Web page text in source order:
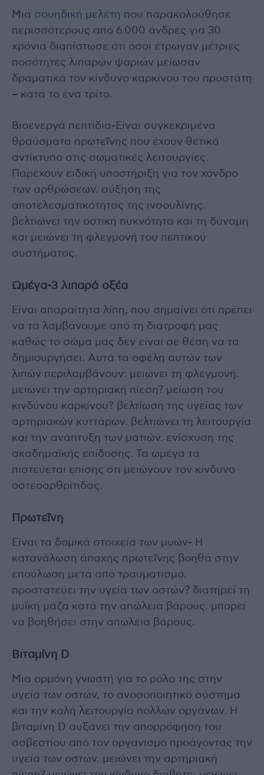
Μια σουηδική μελέτη που παρακολούθησε
περισσότερους από 6.000 άνδρες για 30
χρόνια διαπίστωσε ότι όσοι έτρωγαν μέτριες
ποσότητες λιπαρών ψαριών μείωσαν
δραματικά τον κίνδυνο καρκίνου του προστάτη
– κατά το ένα τρίτο.
Βιοενεργά πεπτίδια-Είναι συγκεκριμένα
θραύσματα πρωτεΐνης που έχουν θετικό
αντίκτυπο στις σωματικές λειτουργίες.
Παρέχουν ειδική υποστήριξη για τον χόνδρο
των αρθρώσεων. αύξηση της
αποτελεσματικότητας της ινσουλίνης.
βελτιώνει την οστική πυκνότητα και τη δύναμη
και μειώνει τη φλεγμονή του πεπτικού
συστήματος.
Ωμέγα-3 λιπαρά οξέα
Είναι απαραίτητα λίπη, που σημαίνει ότι πρέπει
να τα λαμβάνουμε από τη διατροφή μας
καθώς το σώμα μας δεν είναι σε θέση να τα
δημιουργήσει. Αυτά τα οφέλη αυτών των
λιπών περιλαμβάνουν: μειώνει τη φλεγμονή.
μειώνει την αρτηριακή πίεση? μείωση του
κινδύνου καρκίνου? βελτίωση της υγείας των
αρτηριακών κυττάρων. βελτιώνει τη λειτουργία
και την ανάπτυξη των ματιών. ενίσχυση της
ακαδημαϊκής επίδοσης. Τα ωμέγα τα
πιστεύεται επίσης ότι μειώνουν τον κίνδυνο
οστεοαρθρίτιδας.
Πρωτεΐνη
Είναι τα δομικά στοιχεία των μυών- Η
κατανάλωση άπαχης πρωτεΐνης βοηθά στην
επούλωση μετά από τραυματισμό.
προστατεύει την υγεία των οστών? διατηρεί τη
μυϊκή μάζα κατά την απώλεια βάρους. μπορεί
να βοηθήσει στην απώλεια βάρους.
Βιταμίνη D
Μια ορμόνη γνωστή για το ρόλο της στην
υγεία των οστών, το ανοσοποιητικό σύστημα
και την καλή λειτουργία πολλών οργάνων. Η
βιταμίνη D αυξάνει την απορρόφηση του
ασβεστίου από τον οργανισμό προάγοντας την
υγεία των οστών. μειώνει την αρτηριακή